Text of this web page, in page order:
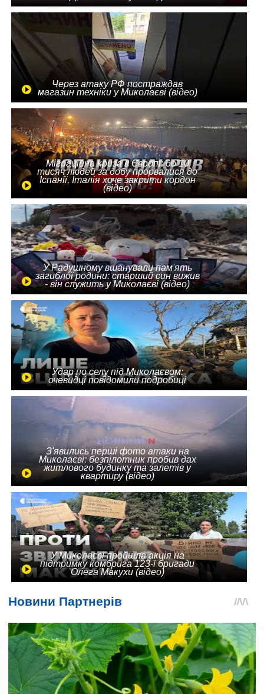
Через атаку РФ постраждав
магазин техніки у Миколаєві (відео)
Міграційна криза в Європі: до 10
тисяч людей за добу прорвалися до
Іспанії, Італія хоче закрити кордон
(відео)
У Радушному вшанували пам'ять
загиблої родини: старший син вижив
- він служить у Миколаєві (відео)
Удар по селу під Миколаєвом:
очевидці повідомили подробиці
З'явились перші фото атаки на
Миколаєві: безпілотник пробив дах
житлового будинку та залетів у
квартиру (відео)
У Миколаєві пройшла акція на
підтримку комбрига 123-ї бригади
Олега Макухи (відео)